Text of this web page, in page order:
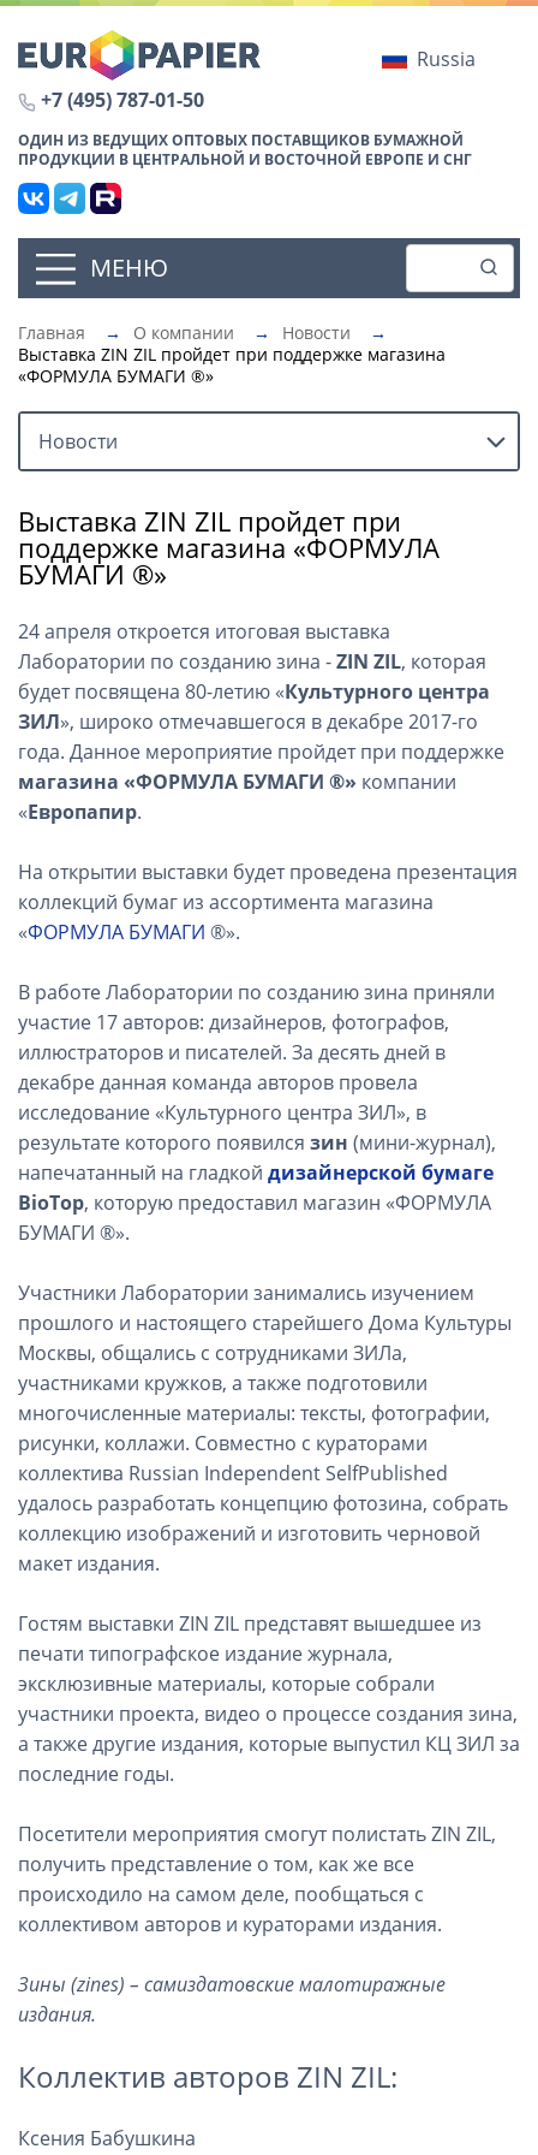
Russia
+7 (495) 787-01-50
ОДИН ИЗ ВЕДУЩИХ ОПТОВЫХ ПОСТАВЩИКОВ БУМАЖНОЙ
ПРОДУКЦИИ В ЦЕНТРАЛЬНОЙ И ВОСТОЧНОЙ ЕВРОПЕ И СНГ
МЕНЮ
Главная → О компании → Новости
→
Выставка ZIN ZIL пройдет при поддержке магазина
«ФОРМУЛА БУМАГИ ®»
Новости
Выставка ZIN ZIL пройдет при
поддержке магазина «ФОРМУЛА
БУМАГИ ®»
24 апреля откроется итоговая выставка
Лаборатории по созданию зина -ZIN ZIL, которая
будет посвящена 80-летию «Культурного центра
ЗИЛ», широко отмечавшегося в декабре 2017-го
года. Данное мероприятие пройдет при поддержке
магазина «ФОРМУЛА БУМАГИ ®» компании
«Европапир.
На открытии выставки будет проведена презентация
коллекций бумаг из ассортимента магазина
«ФОРМУЛА БУМАГИ ®».
В работе Лаборатории по созданию зина приняли
участие 17 авторов: дизайнеров, фотографов,
иллюстраторов и писателей. За десять дней в
декабре данная команда авторов провела
исследование «Культурного центра ЗИЛ», в
результате которого появился зин (мини-журнал),
напечатанный на гладкой дизайнерской бумаге
BioTop, которую предоставил магазин «ФОРМУЛА
БУМАГИ ®».
Участники Лаборатории занимались изучением
прошлого и настоящего старейшего Дома Культуры
Москвы, общались с сотрудниками ЗИЛа,
участниками кружков, а также подготовили
многочисленные материалы: тексты, фотографии,
рисунки, коллажи. Совместно с кураторами
коллектива Russian Independent SelfPublished
удалось разработать концепцию фотозина, собрать
коллекцию изображений и изготовить черновой
макет издания.
Гостям выставки ZIN ZIL представят вышедшее из
печати типографское издание журнала,
эксклюзивные материалы, которые собрали
участники проекта, видео о процессе создания зина,
а также другие издания, которые выпустил КЦ ЗИЛ за
последние годы.
Посетители мероприятия смогут полистать ZIN ZIL,
получить представление о том, как же все
происходило на самом деле, пообщаться с
коллективом авторов и кураторами издания.
Зины (zines) – самиздатовские малотиражные
издания.
Коллектив авторов ZIN ZIL:
Ксения Бабушкина